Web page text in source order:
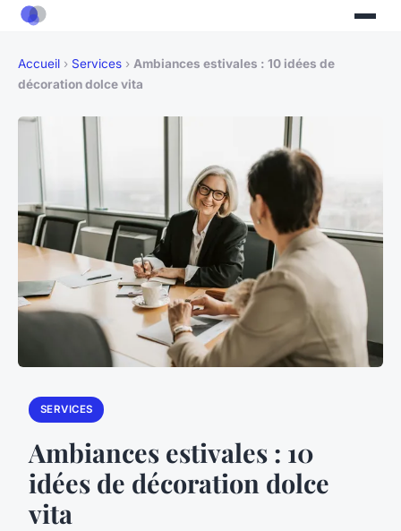
Accueil › Services › Ambiances estivales : 10 idées de
décoration dolce vita
SERVICES
Ambiances estivales : 10
idées de décoration dolce
vita